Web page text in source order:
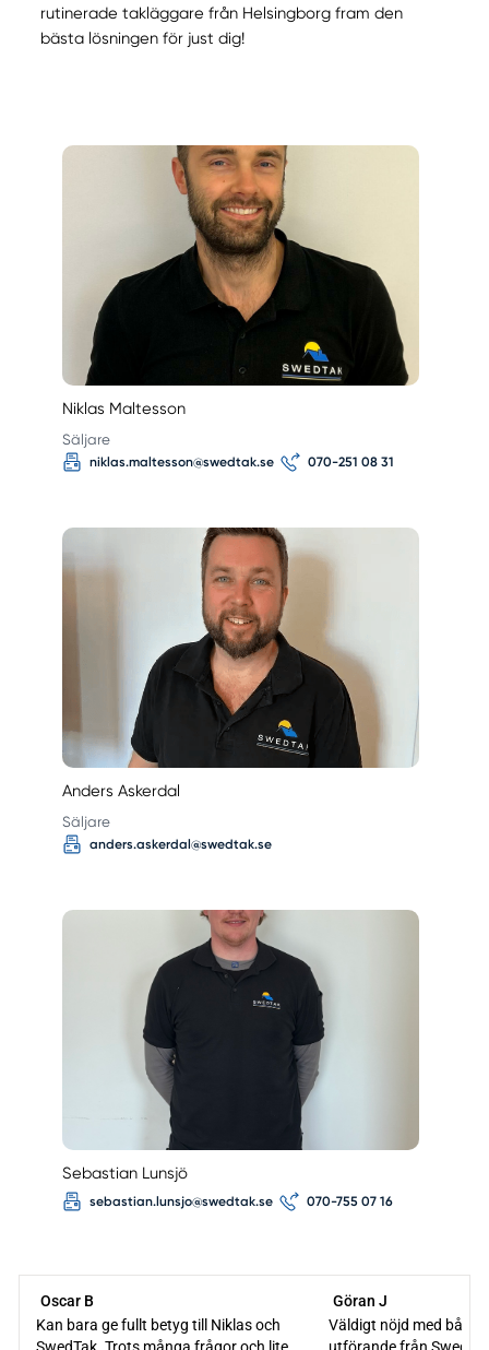
rutinerade takläggare från Helsingborg fram den
bästa lösningen för just dig!
Niklas Maltesson
Säljare
niklas.maltesson@swedtak.se 070-251 08 31
Anders Askerdal
Säljare
anders.askerdal@swedtak.se
Sebastian Lunsjö
sebastian.lunsjo@swedtak.se 070-755 07 16